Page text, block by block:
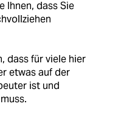
Ihnen, dass Sie
dass für viele hier
etwas auf der
ist und